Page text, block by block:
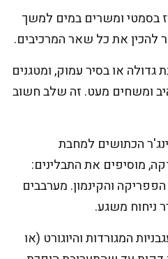
בסמטי ומשרים במים למשך
או בסיר עמוק, ומטגנים
ומשחים מעט. זה שלב חשוב
הכתושים למחבת
מוסיפים את התבלינים:
והקינמון. מערבבים
ניחוח משגע.
המגורדות והיוגורט (או